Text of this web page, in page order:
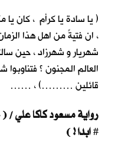
( يا سادة يا كرأم ، كان يا
، ان فتيةً من اهل هذا
شهريار و شهرزاد ، حين
العالم المجنون ؟
قائلين ………) ، ……
رواية مسعود كاكا علي /
#